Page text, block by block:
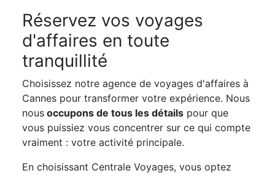
Réservez vos voyages
d'affaires en toute
tranquillité
Choisissez notre agence de voyages d'affaires à
Cannes pour transformer votre expérience. Nous
nous occupons de tous les détails pour que
vous puissiez vous concentrer sur ce qui compte
vraiment : votre activité principale.
En choisissant Centrale Voyages, vous optez